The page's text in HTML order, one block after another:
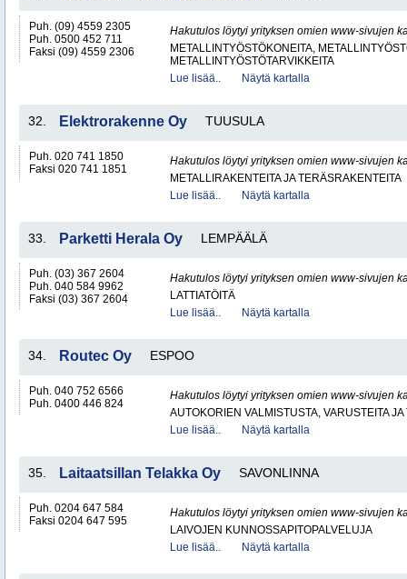
Puh. (09) 4559 2305
Puh. 0500 452 711
Faksi (09) 4559 2306
Hakutulos löytyi yrityksen omien www-sivujen
METALLINTYÖSTÖKONEITA,
METALLINTYÖSTÖTARVIKKEITA
Lue lisää..
Näytä kartalla
32. Elektrorakenne Oy TUUSULA
Puh. 020 741 1850
Faksi 020 741 1851
Hakutulos löytyi yrityksen omien www-sivujen
METALLIRAKENTEITA JA TERÄSRAKENTEITA
Lue lisää..
Näytä kartalla
33. Parketti Herala Oy LEMPÄÄLÄ
Puh. (03) 367 2604
Puh. 040 584 9962
Faksi (03) 367 2604
Hakutulos löytyi yrityksen omien www-sivujen
LATTIATÖITÄ
Lue lisää..
Näytä kartalla
34. Routec Oy ESPOO
Puh. 040 752 6566
Puh. 0400 446 824
Hakutulos löytyi yrityksen omien www-sivujen
AUTOKORIEN VALMISTUSTA, VARUSTEITA JA
Lue lisää..
Näytä kartalla
35. Laitaatsillan Telakka Oy SAVONLINNA
Puh. 0204 647 584
Faksi 0204 647 595
Hakutulos löytyi yrityksen omien www-sivujen
LAIVOJEN KUNNOSSAPITOPALVELUJA
Lue lisää..
Näytä kartalla